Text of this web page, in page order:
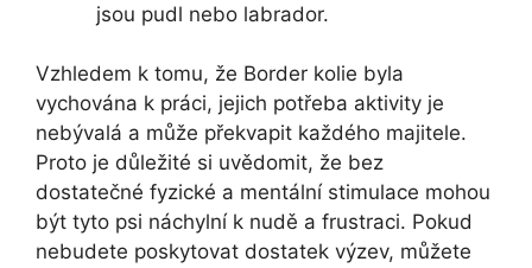
jsou pudl nebo labrador.
Vzhledem k tomu, že Border kolie byla
vychována k práci, jejich potřeba aktivity je
nebývalá a může překvapit každého majitele.
Proto je důležité si uvědomit, že bez
dostatečné fyzické a mentální stimulace mohou
být tyto psi náchylní k nudě a frustraci. Pokud
nebudete poskytovat dostatek výzev, můžete